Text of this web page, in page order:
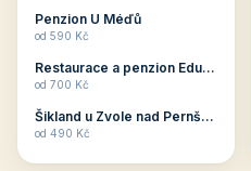
polohou či vybaveností,
nabízí klidné ubytování
Penzion U Méďů
od 590 Kč
Restaurace a penzion Eduard
od 700 Kč
Šikland u Zvole nad Pernštejnem
od 490 Kč
💕